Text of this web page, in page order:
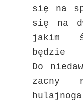
się na
się na
jakim
Do
zacny